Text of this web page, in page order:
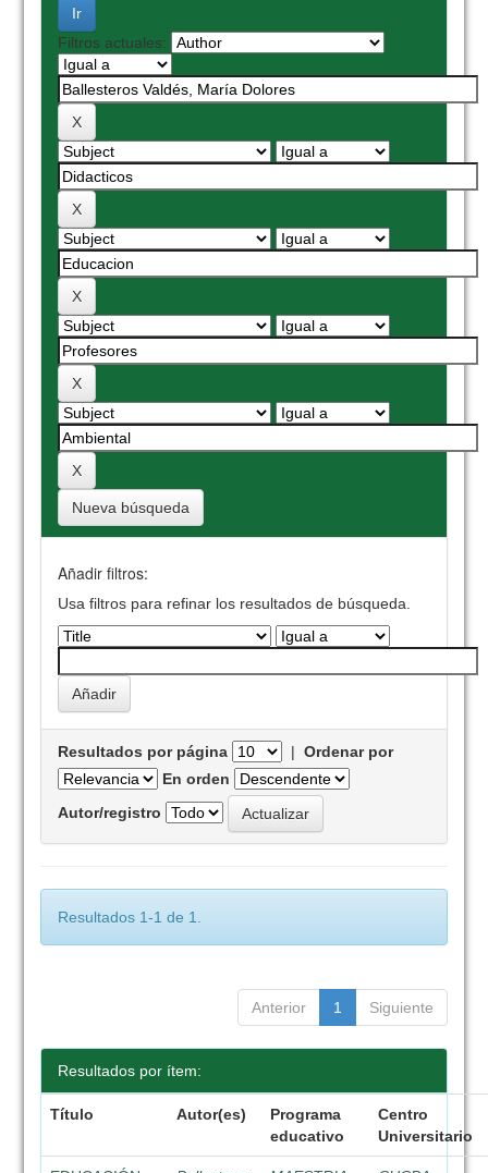
Filtros actuales:
Nueva búsqueda
Añadir filtros:
Usa filtros para refinar los resultados de búsqueda.
Resultados por página |Ordenar por
En orden
Autor/registro
Resultados 1-1 de 1.
Anterior 1 Siguiente
Resultados por ítem:
Título Autor(es)
Programa
educativo
Centro
Universitario